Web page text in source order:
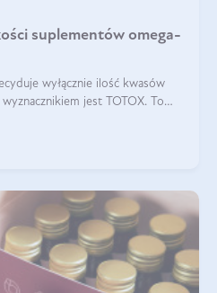
suplementów omega-
wyłącznie ilość kwasów
jest TOTOX. To